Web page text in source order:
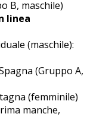
B, maschile)
linea
(maschile):
(Gruppo A,
(femminile)
manche,